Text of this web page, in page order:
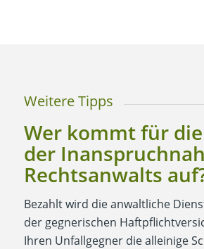
Weitere Tipps
Wer kommt für
der
Rechtsanwalts
Bezahlt wird die anwaltliche
der gegnerischen
Ihren Unfallgegner die alleinige